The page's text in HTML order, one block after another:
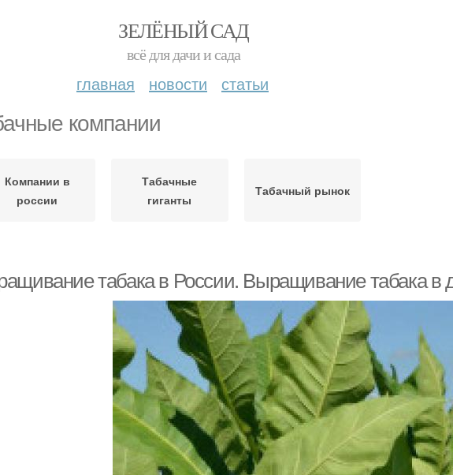
ЗЕЛЁНЫЙ САД
всё для дачи и сада
главная новости статьи
компании
Компании в
россии
Табачные
гиганты
Табачный рынок
табака в России. Выращивание табака в